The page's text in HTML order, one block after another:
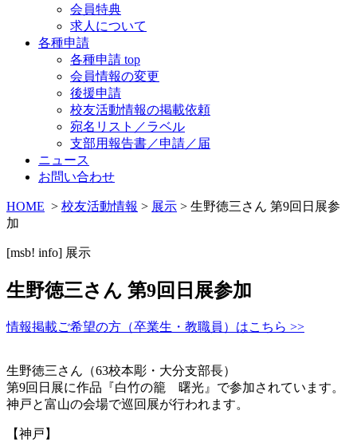
会員特典
求人について
各種申請
各種申請 top
会員情報の変更
後援申請
校友活動情報の掲載依頼
宛名リスト／ラベル
支部用報告書／申請／届
ニュース
お問い合わせ
HOME > 校友活動情報 > 展示 > 生野徳三さん 第9回日展参
加
[msb! info] 展示
生野徳三さん 第9回日展参加
情報掲載ご希望の方（卒業生・教職員）はこちら >>
生野徳三さん（63校本彫・大分支部長）
第9回日展に作品『白竹の籠 曙光』で参加されています。
神戸と富山の会場で巡回展が行われます。
【神戸】